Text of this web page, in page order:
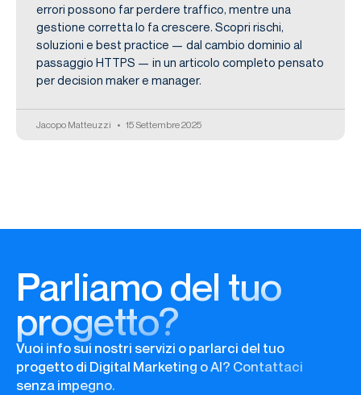
errori possono far perdere traffico, mentre una
gestione corretta lo fa crescere. Scopri rischi,
soluzioni e best practice — dal cambio dominio al
passaggio HTTPS — in un articolo completo pensato
per decision maker e manager.
Jacopo Matteuzzi 15 Settembre 2025
Parliamo del tuo
progetto?
Vuoi info sui nostri servizi o parlarci del tuo
progetto di Digital Marketing o AI? Contattaci
senza impegno.